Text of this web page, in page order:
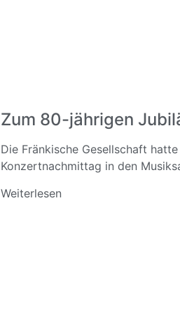
Zum 80-jährigen
Die Fränkische Gesellschaft
Konzertnachmittag in den
Weiterlesen